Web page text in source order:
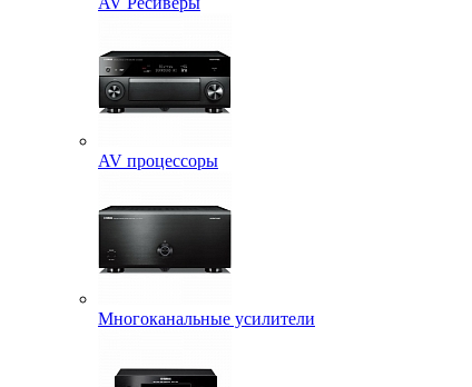
AV процессоры
Многоканальные усилители